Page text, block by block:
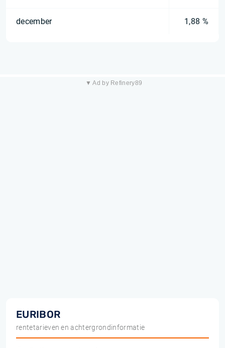
december 1,88 %
▼ Ad by Refinery89
EURIBOR
rentetarieven en achtergrondinformatie